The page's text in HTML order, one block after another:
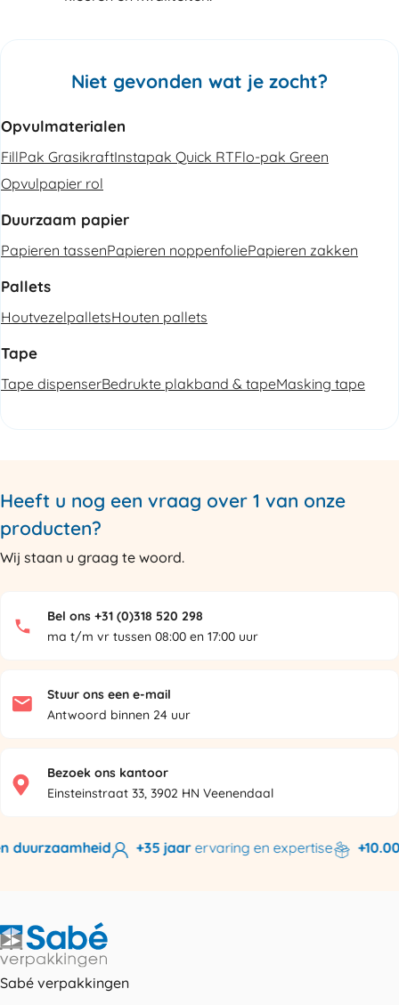
Niet gevonden wat je zocht?
Opvulmaterialen
FillPak GrasikraftInstapak Quick RTFlo-pak Green
Opvulpapier rol
Duurzaam papier
Papieren tassenPapieren noppenfoliePapieren zakken
Pallets
HoutvezelpalletsHouten pallets
Tape
Tape dispenserBedrukte plakband & tapeMasking tape
Heeft u nog een vraag over 1 van onze
producten?
Wij staan u graag te woord.
Bel ons +31 (0)318 520 298
ma t/m vr tussen 08:00 en 17:00 uur
Stuur ons een e-mail
Antwoord binnen 24 uur
Bezoek ons kantoor
Einsteinstraat 33, 3902 HN Veenendaal
+35 jaarervaring en expertise +10.000
Sabé verpakkingen